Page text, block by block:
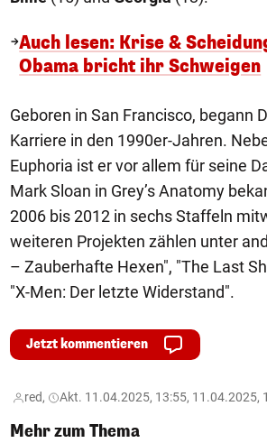
Auch lesen: Krise &
Obama bricht ihr Schweigen
Geboren in San Francisco, begann
Karriere in den 1990er-Jahren.
Euphoria ist er vor allem für seine
Mark Sloan in Grey’s Anatomy
2006 bis 2012 in sechs Staffeln
weiteren Projekten zählen unter
– Zauberhafte Hexen", "The Last
"X-Men: Der letzte Widerstand".
Jetzt kommentieren
red, Akt. 11.04.2025, 13:55, 11.04.2025,
Mehr zum Thema